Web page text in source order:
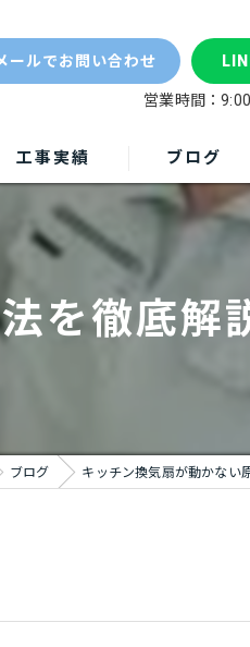
ールでお問い合わせ
営業時間：
工事実績 ブログ
を徹底解
ブログ キッチン換気扇が動かない